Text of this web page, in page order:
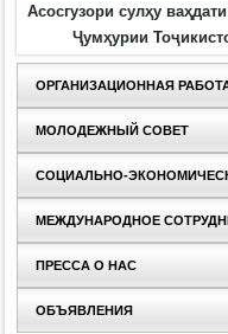
Асосгузори сулҳу
Ҷумҳурии
ОРГАНИЗАЦИОННАЯ
МОЛОДЕЖНЫЙ СОВЕТ
СОЦИАЛЬНО-
МЕЖДУНАРОДНОЕ
ПРЕССА О НАС
ОБЪЯВЛЕНИЯ